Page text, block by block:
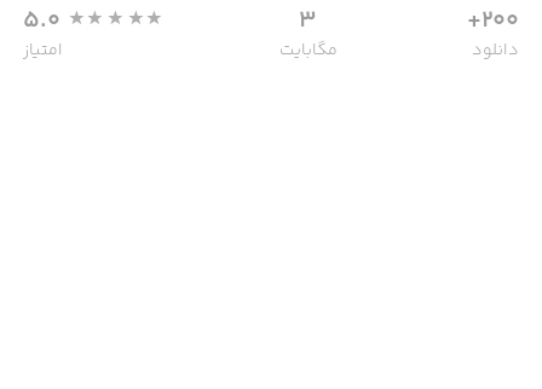
200+
دانلود
3
مگابایت
5.0
امتیاز